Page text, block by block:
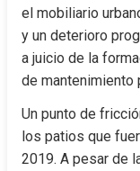
el mobiliario
y un deterioro
a juicio de la
de mantenimiento
Un punto de
los patios que
2019. A pesar de